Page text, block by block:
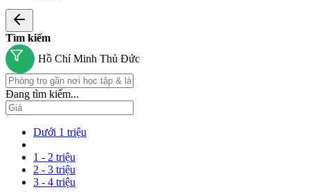
Tìm kiếm
Hồ Chí Minh Thủ Đức
Đang tìm kiếm...
Dưới 1 triệu
1 - 2 triệu
2 - 3 triệu
3 - 4 triệu